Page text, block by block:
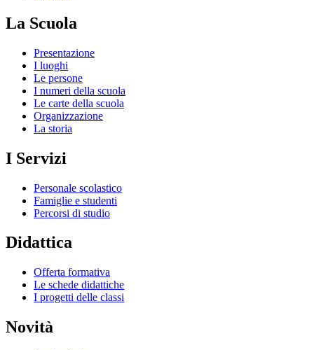
La Scuola
Presentazione
I luoghi
Le persone
I numeri della scuola
Le carte della scuola
Organizzazione
La storia
I Servizi
Personale scolastico
Famiglie e studenti
Percorsi di studio
Didattica
Offerta formativa
Le schede didattiche
I progetti delle classi
Novità